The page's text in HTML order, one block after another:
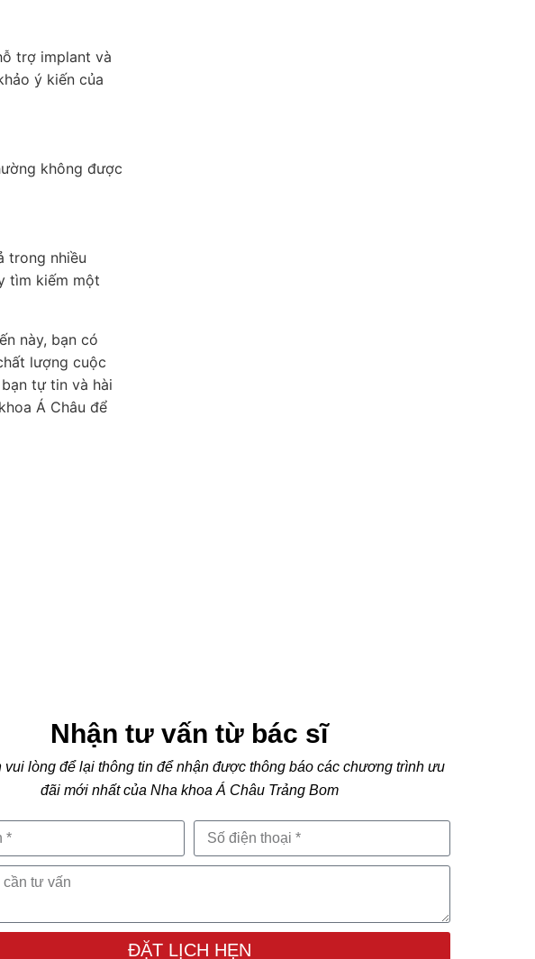
trợ implant và
ý kiến ​​của
không được
trong nhiều
tìm kiếm một
này, bạn có
lượng cuộc
tự tin và hài
Á Châu để
Nhận tư vấn từ bác sĩ
vui lòng để lại thông tin để nhận được thông báo các chương trình ưu
đãi mới nhất của Nha khoa Á Châu Trảng Bom
ĐẶT LỊCH HẸN